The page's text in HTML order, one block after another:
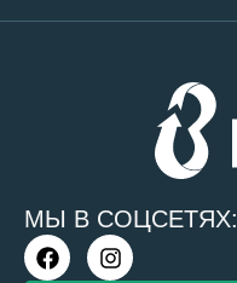
МЫ В СОЦСЕТЯХ:
F
a
I
n